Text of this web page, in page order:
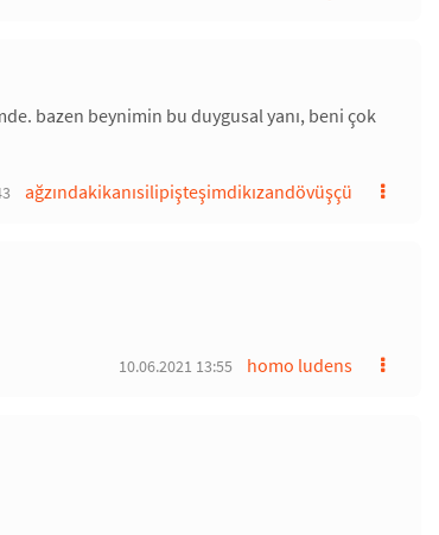
bazen beynimin bu duygusal yanı, beni çok
ağzındakikanısilipişteşimdikızandövüşçü
homo ludens
10.06.2021 13:55